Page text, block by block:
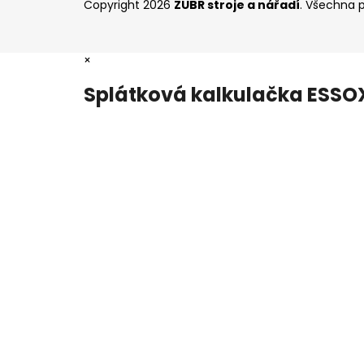
Copyright 2026 ZUBR stroje a nářadí. Všechna
×
Splátková kalkulačka